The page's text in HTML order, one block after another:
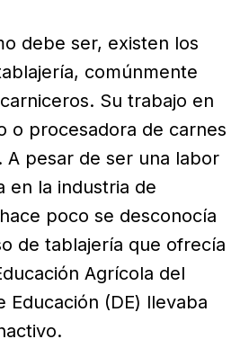
debe ser, existen los
comúnmente
Su trabajo en
o procesadora de carnes
A pesar de ser una labor
en la industria de
poco se desconocía
de tablajería que ofrecía
Agrícola del
Educación (DE) llevaba